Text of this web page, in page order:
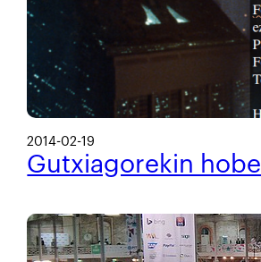
2014-02-19
Gutxiagorekin hobe